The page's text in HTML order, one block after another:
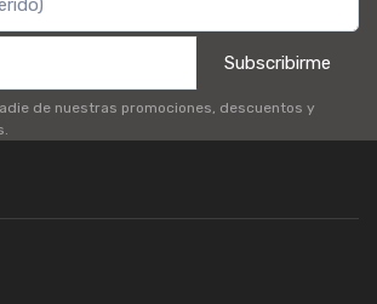
Subscribirme
de nuestras promociones, descuentos y